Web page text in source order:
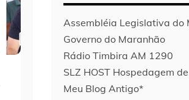
Assembléia Legislativa do
Governo do Maranhão
Rádio Timbira AM 1290
SLZ HOST Hospedagem
Meu Blog Antigo*